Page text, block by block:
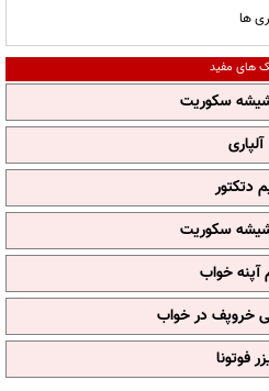
ها
های مفید
سکوریت
آلپاری
دتکتور
سکوریت
آپنه خواب
خروپف در خواب
فوتونا